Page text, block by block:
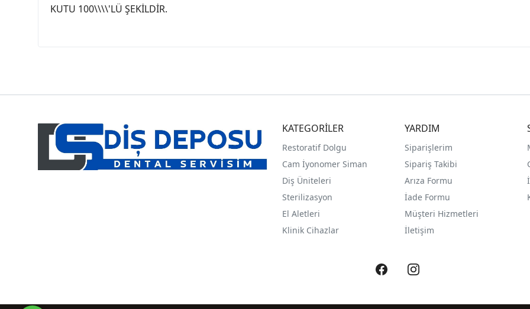
KUTU 100\\\\'LÜ ŞEKİLDİR.
KATEGORİLER
Restoratif Dolgu
Cam İyonomer Siman
Diş Üniteleri
Sterilizasyon
El Aletleri
Klinik Cihazlar
YARDIM
Siparişlerim
Sipariş Takibi
Arıza Formu
İade Formu
Müşteri Hizmetleri
İletişim